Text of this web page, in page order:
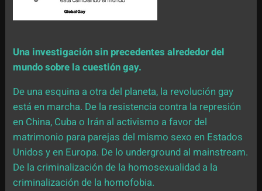
Una investigación sin precedentes alrededor del
mundo sobre la cuestión gay.
De una esquina a otra del planeta, la revolución gay
está en marcha. De la resistencia contra la represión
en China, Cuba o Irán al activismo a favor del
matrimonio para parejas del mismo sexo en Estados
Unidos y en Europa. De lo underground al mainstream.
De la criminalización de la homosexualidad a la
criminalización de la homofobia.